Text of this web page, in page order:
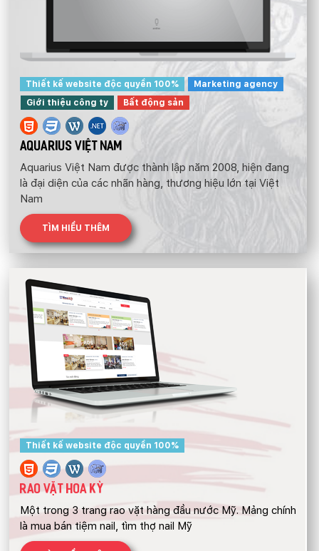
Thiết kế website độc quyền 100%
Marketing agency
Giới thiệu công ty
Bất động sản
AQUARIUS VIỆT NAM
Aquarius Việt Nam được thành lập năm 2008, hiện đang
là đại diện của các nhãn hàng, thương hiệu lớn tại Việt
Nam
TÌM HIỂU THÊM
Thiết kế website độc quyền 100%
RAO VẶT HOA KỲ
Một trong 3 trang rao vặt hàng đầu nước Mỹ. Mảng chính
là mua bán tiệm nail, tìm thợ nail Mỹ